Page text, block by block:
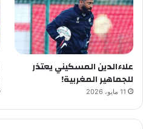
علاءالدين المسكيني يعتذر
للجماهير المغربية!
11 مايو، 2026